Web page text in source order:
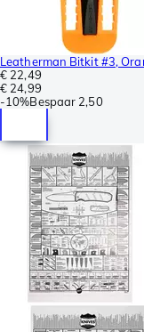
Leatherman Bitkit #3,
€ 22,49
€ 24,99
-10%Bespaar 2,50